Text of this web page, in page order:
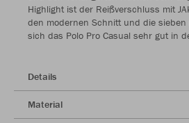
Highlight ist der Reißverschluss mit
den modernen Schnitt und die
sich das Polo Pro Casual sehr gut in
Details
Material